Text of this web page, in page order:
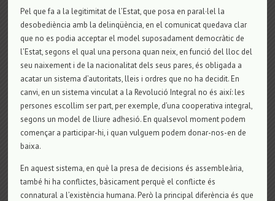
Pel que fa a la legitimitat de l’Estat, que posa en paral·lel la
desobediència amb la delinqüència, en el comunicat quedava clar
que no es podia acceptar el model suposadament democràtic de
l’Estat, segons el qual una persona quan neix, en funció del lloc del
seu naixement i de la nacionalitat dels seus pares, és obligada a
acatar un sistema d’autoritats, lleis i ordres que no ha decidit. En
canvi, en un sistema vinculat a la Revolució Integral no és així: les
persones escollim ser part, per exemple, d’una cooperativa integral,
segons un model de lliure adhesió. En qualsevol moment podem
començar a participar-hi, i quan vulguem podem donar-nos-en de
baixa.
En aquest sistema, en què la presa de decisions és assembleària,
també hi ha conflictes, bàsicament perquè el conflicte és
connatural a l’existència humana. Però la principal diferència és que